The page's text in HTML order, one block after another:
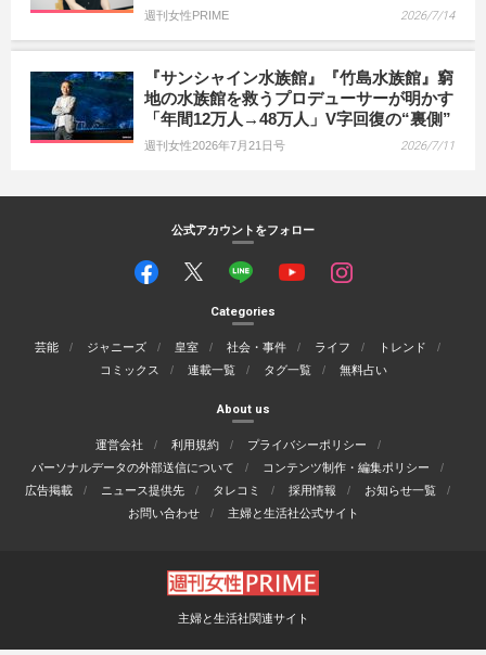
週刊女性PRIME 2026/7/14
『サンシャイン水族館』『竹島水族館』窮
地の水族館を救うプロデューサーが明かす
「年間12万人→48万人」V字回復の“裏側”
週刊女性2026年7月21日号 2026/7/11
公式アカウントをフォロー
Categories
芸能 ジャニーズ 皇室 社会・事件 ライフ
トレンド
コミックス
連載一覧 タグ一覧 無料占い
About us
運営会社 利用規約
プライバシーポリシー
パーソナルデータの外部送信について
コンテンツ制作・編集ポリシー
広告掲載
ニュース提供先 タレコミ 採用情報
お知らせ一覧
お問い合わせ
主婦と生活社公式サイト
主婦と生活社関連サイト